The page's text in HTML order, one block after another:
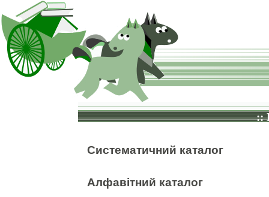
::
Систематичний каталог
Алфавітний каталог